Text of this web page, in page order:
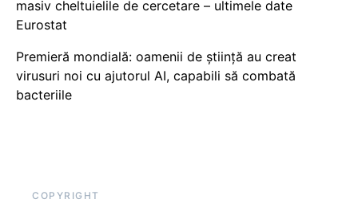
masiv cheltuielile de cercetare – ultimele date
Eurostat
Premieră mondială: oamenii de știință au creat
virusuri noi cu ajutorul AI, capabili să combată
bacteriile
COPYRIGHT